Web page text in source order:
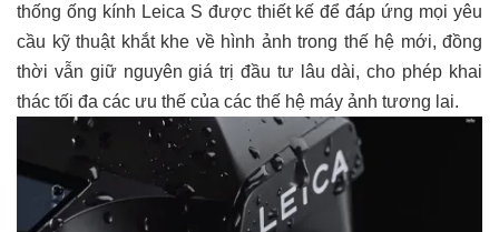
thống ống kính Leica S được thiết kế để đáp ứng mọi yêu
cầu kỹ thuật khắt khe về hình ảnh trong thế hệ mới, đồng
thời vẫn giữ nguyên giá trị đầu tư lâu dài, cho phép khai
thác tối đa các ưu thế của các thế hệ máy ảnh tương lai.